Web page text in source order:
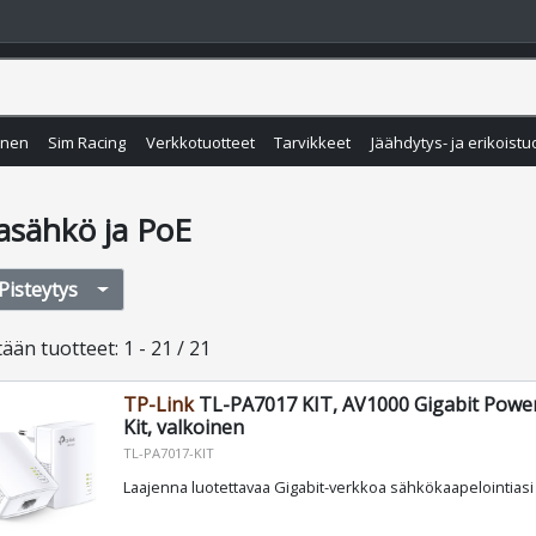
Sim Racing Verkkotuotteet Tarvikkeet Jäähdytys- ja
ja PoE
Pisteytys
tuotteet: 1 - 21 / 21
TP-LinkTL-PA7017 KIT, AV1000 Gigabit
Kit, valkoinen
TL-PA7017-KIT
Laajenna luotettavaa Gigabit-verkkoa